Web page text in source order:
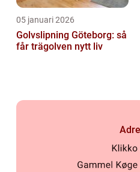
05 januari 2026
Golvslipning Göteborg: så
får trägolven nytt liv